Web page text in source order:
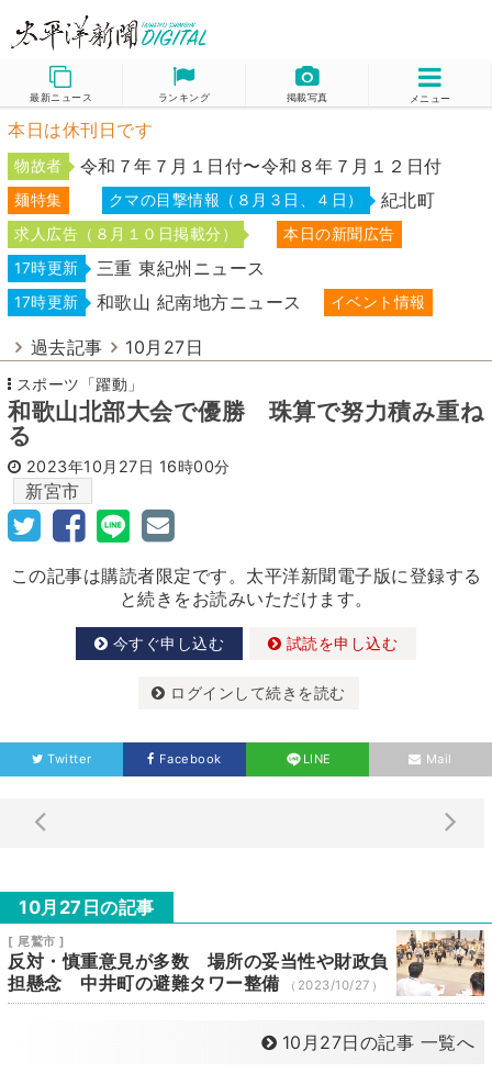
最新ニュース ランキング 掲載写真 メニュー
本日は休刊日です
物故者 令和７年７月１日付〜令和８年７月１２日付
麺特集 クマの目撃情報（８月３日、４日） 紀北町
求人広告（８月１０日掲載分）
本日の新聞広告
17時更新
三重 東紀州ニュース
17時更新 和歌山 紀南地方ニュース イベント情報
過去記事 10月27日
スポーツ「躍動」
和歌山北部大会で優勝 珠算で努力積み重ね
る
2023年10月27日 16時00分
新宮市
この記事は購読者限定です。太平洋新聞電子版に登録する
と続きをお読みいただけます。
今すぐ申し込む 試読を申し込む
ログインして続きを読む
Twitter Facebook LINE Mail
10月27日の記事
[ 尾鷲市 ]
反対・慎重意見が多数 場所の妥当性や財政負
担懸念 中井町の避難タワー整備
（2023/10/27）
10月27日の記事 一覧へ